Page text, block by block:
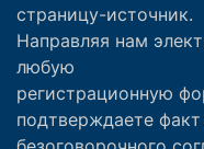
страницу-источник.
Направляя нам
любую
регистрационную
подтверждаете